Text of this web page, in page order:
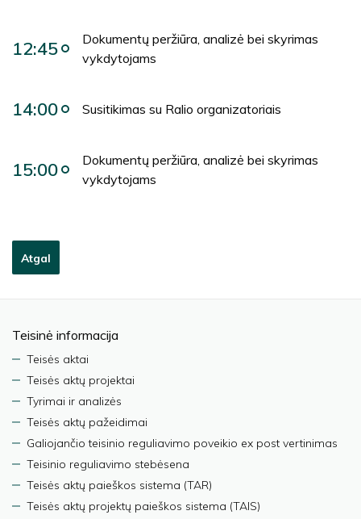
12:45
Dokumentų peržiūra, analizė bei skyrimas
vykdytojams
14:00 Susitikimas su Ralio organizatoriais
15:00
Dokumentų peržiūra, analizė bei skyrimas
vykdytojams
Atgal
Teisinė informacija
Teisės aktai
Teisės aktų projektai
Tyrimai ir analizės
Teisės aktų pažeidimai
Galiojančio teisinio reguliavimo poveikio ex post vertinimas
Teisinio reguliavimo stebėsena
Teisės aktų paieškos sistema (TAR)
Teisės aktų projektų paieškos sistema (TAIS)